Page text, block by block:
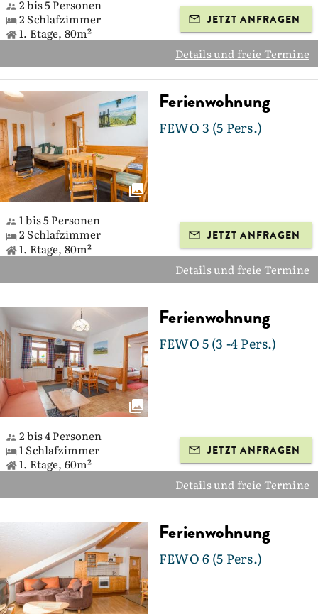
2 bis 5 Personen
2 Schlafzimmer
1. Etage, 80m²
JETZT ANFRAGEN
Details und freie Termine
Ferienwohnung
FEWO 3 (5 Pers.)
1 bis 5 Personen
2 Schlafzimmer
1. Etage, 80m²
JETZT ANFRAGEN
Details und freie Termine
Ferienwohnung
FEWO 5 (3 -4 Pers.)
2 bis 4 Personen
1 Schlafzimmer
1. Etage, 60m²
JETZT ANFRAGEN
Details und freie Termine
Ferienwohnung
FEWO 6 (5 Pers.)